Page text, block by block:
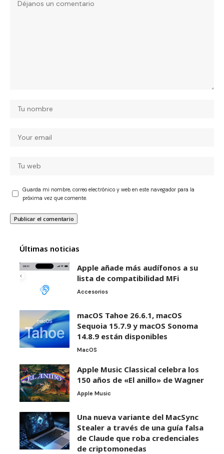
Guarda mi nombre, correo electrónico y web en este navegador para la
próxima vez que comente.
Últimas noticias
Apple añade más audífonos a su
lista de compatibilidad MFi
Accesorios
macOS Tahoe 26.6.1, macOS
Sequoia 15.7.9 y macOS Sonoma
14.8.9 están disponibles
MacOS
Apple Music Classical celebra los
150 años de «El anillo» de Wagner
Apple Music
Una nueva variante del MacSync
Stealer a través de una guía falsa
de Claude que roba credenciales
de criptomonedas